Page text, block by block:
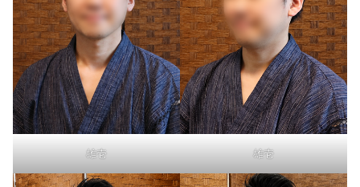
雄壱 雄壱